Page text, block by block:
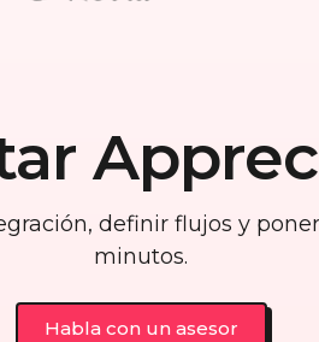
definir flujos y
minutos.
Habla con un asesor